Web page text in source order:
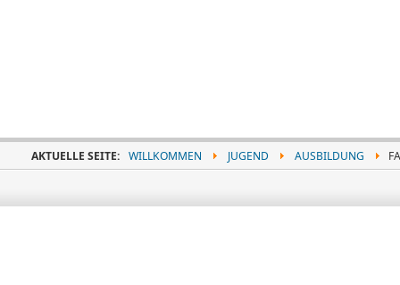
AKTUELLE SEITE: WILLKOMMEN JUGEND AUSBILDUNG